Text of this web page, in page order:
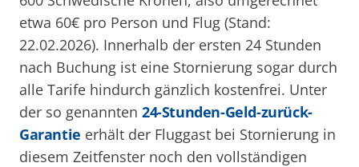
etwa 60€ pro Person und Flug (Stand:
22.02.2026). Innerhalb der ersten 24 Stunden
nach Buchung ist eine Stornierung sogar durch
alle Tarife hindurch gänzlich kostenfrei. Unter
der so genannten 24-Stunden-Geld-zurück-
Garantie erhält der Fluggast bei Stornierung in
diesem Zeitfenster noch den vollständigen